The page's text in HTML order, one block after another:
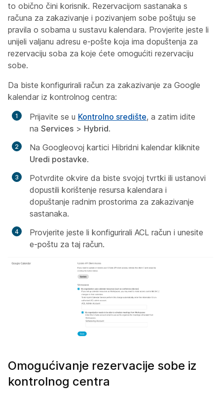
to obično čini korisnik. Rezervacijom sastanaka s
računa za zakazivanje i pozivanjem sobe poštuju se
pravila o sobama u sustavu kalendara. Provjerite jeste li
unijeli valjanu adresu e-pošte koja ima dopuštenja za
rezervaciju soba za koje ćete omogućiti rezervaciju
sobe.
Da biste konfigurirali račun za zakazivanje za Google
kalendar iz kontrolnog centra:
Prijavite se u Kontrolno središte, a zatim idite
na Services > Hybrid.
Na Googleovoj kartici Hibridni kalendar kliknite
Uredi postavke.
Potvrdite okvire da biste svojoj tvrtki ili ustanovi
dopustili korištenje resursa kalendara i
dopuštanje radnim prostorima za zakazivanje
sastanaka.
Provjerite jeste li konfigurirali ACL račun i unesite
e-poštu za taj račun.
Omogućivanje rezervacije sobe iz
kontrolnog centra